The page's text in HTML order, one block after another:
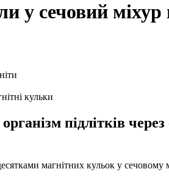
у сечовий міхур
кульки
підлітків
магнітних кульок у сечовому